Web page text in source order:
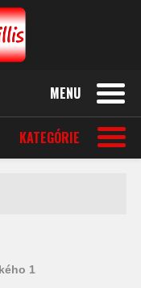
MENU
KATEGÓRIE
1